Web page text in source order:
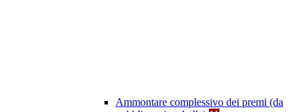
Ammontare complessivo dei premi (da